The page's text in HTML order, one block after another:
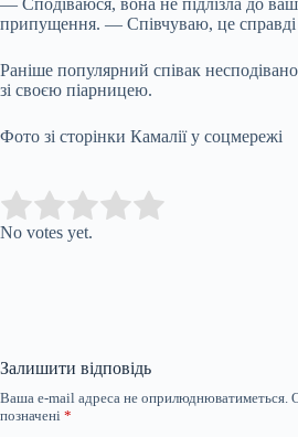
припущення. — Співчуваю, це справді
Раніше популярний співак
зі своєю піарницею.
Фото зі сторінки Камалії у соцмережі
Rate this item:
No votes yet.
Залишити відповідь
Ваша e-mail адреса не оприлюднюватиметься.
позначені *